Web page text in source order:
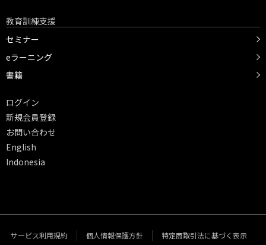
教育訓練支援
セミナー
eラーニング
書籍
ログイン
新規会員登録
お問い合わせ
English
Indonesia
サービス利用規約 個人情報保護方針 特定商取引法に基づく表示